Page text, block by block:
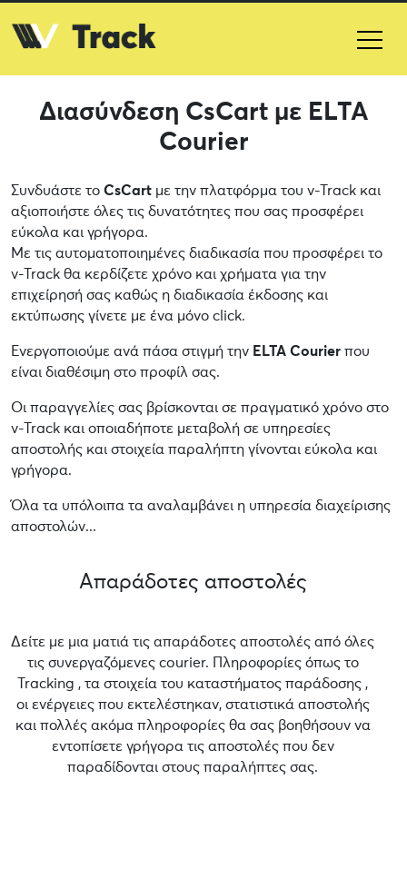
Διασύνδεση CsCart με ELTA
Courier
Συνδυάστε το CsCart με την πλατφόρμα του v-Track και
αξιοποιήστε όλες τις δυνατότητες που σας προσφέρει
εύκολα και γρήγορα.
Με τις αυτοματοποιημένες διαδικασία που προσφέρει το
v-Track θα κερδίζετε χρόνο και χρήματα για την
επιχείρησή σας καθώς η διαδικασία έκδοσης και
εκτύπωσης γίνετε με ένα μόνο click.
Ενεργοποιούμε ανά πάσα στιγμή την ELTA Courier που
είναι διαθέσιμη στο προφίλ σας.
Οι παραγγελίες σας βρίσκονται σε πραγματικό χρόνο στο
v-Track και οποιαδήποτε μεταβολή σε υπηρεσίες
αποστολής και στοιχεία παραλήπτη γίνονται εύκολα και
γρήγορα.
Όλα τα υπόλοιπα τα αναλαμβάνει η υπηρεσία διαχείρισης
αποστολών...
Απαράδοτες αποστολές
Δείτε με μια ματιά τις απαράδοτες αποστολές από όλες
τις συνεργαζόμενες courier. Πληροφορίες όπως το
Tracking , τα στοιχεία του καταστήματος παράδοσης ,
οι ενέργειες που εκτελέστηκαν, στατιστικά αποστολής
και πολλές ακόμα πληροφορίες θα σας βοηθήσουν να
εντοπίσετε γρήγορα τις αποστολές που δεν
παραδίδονται στους παραλήπτες σας.